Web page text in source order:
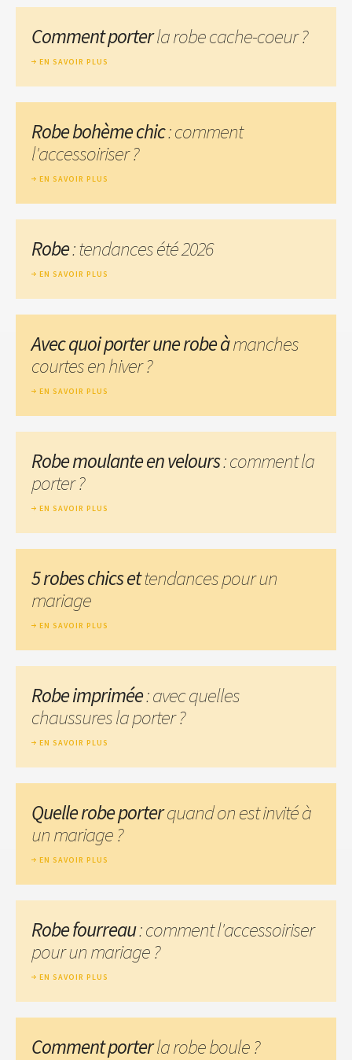
Comment porterla robe cache-coeur ?
EN SAVOIR PLUS
Robe bohème chic: comment
l'accessoiriser ?
EN SAVOIR PLUS
Robe: tendances été 2026
EN SAVOIR PLUS
Avec quoi porter une robe àmanches
courtes en hiver ?
EN SAVOIR PLUS
Robe moulante en velours: comment la
porter ?
EN SAVOIR PLUS
5 robes chics ettendances pour un
mariage
EN SAVOIR PLUS
Robe imprimée: avec quelles
chaussures la porter ?
EN SAVOIR PLUS
Quelle robe porterquand on est invité à
un mariage ?
EN SAVOIR PLUS
Robe fourreau: comment l'accessoiriser
pour un mariage ?
EN SAVOIR PLUS
Comment porterla robe boule ?